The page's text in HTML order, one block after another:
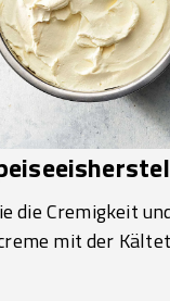
die Cremigkeit
mit der